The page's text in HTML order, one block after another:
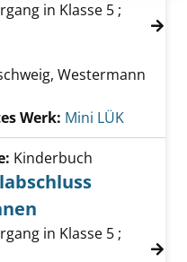
Grundschulabschluss
in Klasse 5 ;
Verfasser
Westermann
Werk: Mini LÜK
Grundschulabschluss
Kinderbuch
in Klasse 5 ;